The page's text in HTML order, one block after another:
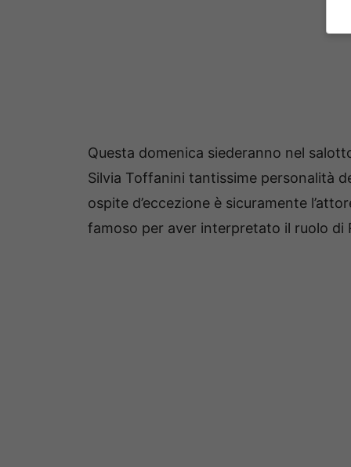
Questa domenica siederanno nel
Silvia Toffanini tantissime personalità
ospite d’eccezione è sicuramente
famoso per aver interpretato il ruolo di